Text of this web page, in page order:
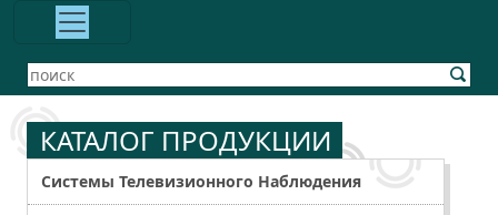
КАТАЛОГ ПРОДУКЦИИ
Системы Телевизионного Наблюдения